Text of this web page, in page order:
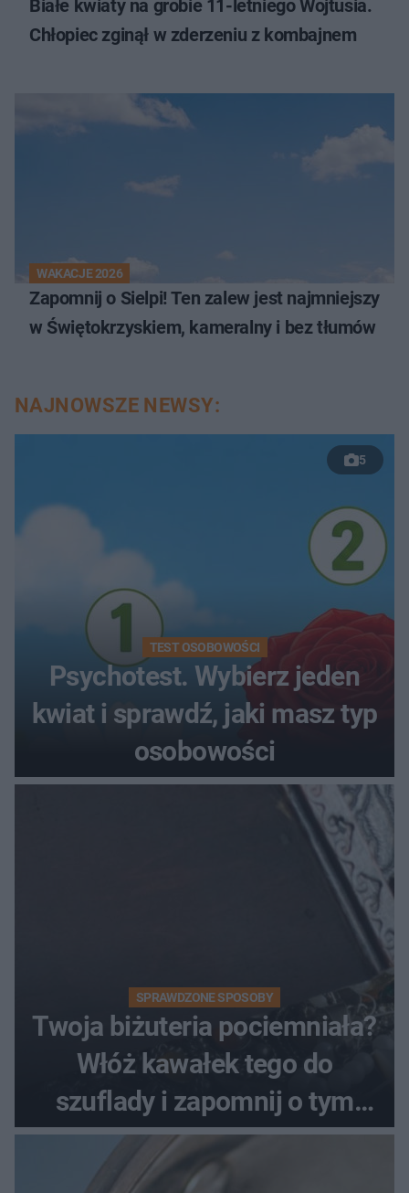
Białe kwiaty na grobie 11-letniego Wojtusia.
Chłopiec zginął w zderzeniu z kombajnem
WAKACJE 2026
Zapomnij o Sielpi! Ten zalew jest najmniejszy
w Świętokrzyskiem, kameralny i bez tłumów
NAJNOWSZE NEWSY:
5
TEST OSOBOWOŚCI
Psychotest. Wybierz jeden
kwiat i sprawdź, jaki masz typ
osobowości
SPRAWDZONE SPOSOBY
Twoja biżuteria pociemniała?
Włóż kawałek tego do
szuflady i zapomnij o tym
problemie. Sposób na
pociemniałą biżuterię